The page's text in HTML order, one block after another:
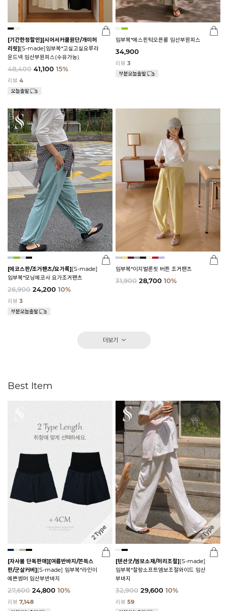
[기간한정할인][시어서커쿨원단/개미허
리핏][S-made]임부복*고실고실요루라
운드넥 임산부원피스(수유가능)
48,400 41,100 15%
리뷰 4
임부복*에스핀턱오픈롱 임산부원피스
34,900
리뷰 3
[에코스판/조거팬츠/요가룩][S-made]
임부복*모닝에코사 요가조거팬츠
26,900 24,200 10%
리뷰 3
임부복*이지벌룬핏 버튼 조거팬츠
31,900 28,700 10%
더보기
Best Item
[자사몰 단독판매][여름반바지/쫀득스
판/군살커버][S-made] 임부복*라인이
예쁜썸머 임산부반바지
27,600 24,800 10%
리뷰 7,148
[텐션굿/엠보소재/허리조절][S-made]
임부복*찰랑소프트엠보조절와이드 임산
부바지
32,900 29,600 10%
리뷰 59